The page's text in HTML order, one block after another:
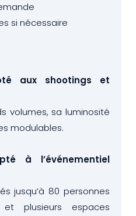
si nécessaire
aux shootings et
volumes, sa luminosité
modulables.
à l’événementiel
jusqu’à 80 personnes
plusieurs espaces